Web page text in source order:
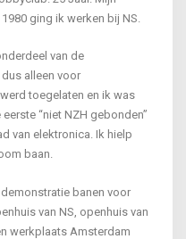
ging ik werken bij NS.
van de
alleen voor
toegelaten en ik was
“niet NZH gebonden”
van elektronica. Ik hielp
baan.
banen voor
van NS, openhuis van
werkplaats Amsterdam